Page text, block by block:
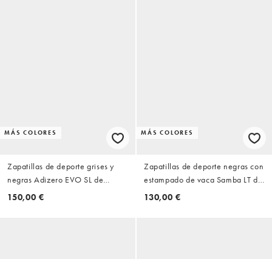
MÁS COLORES
Zapatillas de deporte grises y
negras Adizero EVO SL de
adidas Running
150,00 €
MÁS COLORES
Zapatillas de deporte negras con
estampado de vaca Samba LT de
adidas Originals
130,00 €